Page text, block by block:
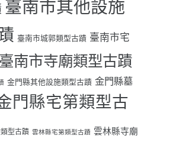
臺南市其他設施
臺南市城郭類型古蹟 臺南市宅
臺南市寺廟類型古蹟
金門縣其他設施類型古蹟 金門縣墓
門縣宅第類型古
型古蹟 雲林縣宅第類型古蹟 雲林縣寺廟